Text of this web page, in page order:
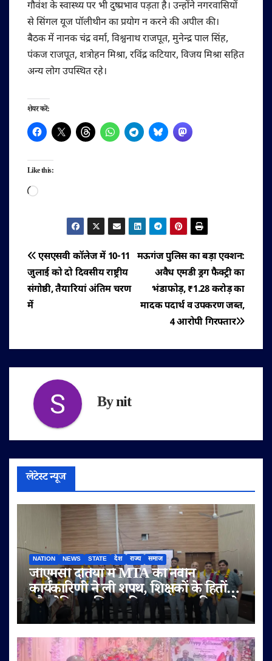
गौवंश के स्वास्थ्य पर भी दुष्प्रभाव पड़ता है। उन्होंने नगरवासियों
से सिंगल यूज पॉलीथीन का प्रयोग न करने की अपील की।
बैठक में नानक चंद्र वर्मा, विश्वनाथ राजपूत, मुनेन्द्र पाल सिंह,
पंकज राजपूत, शत्रोहन मिश्रा, रविंद्र कटियार, विजय मिश्रा सहित
अन्य लोग उपस्थित रहे।
शेयर करें:
Like this:
Loading…
पोस्ट
नेविगेशन
मऊगंज पुलिस का बड़ा एक्शन:
अवैध एमडी ड्रग फैक्ट्री का
भंडाफोड़, ₹1.28 करोड़ का
मादक पदार्थ व उपकरण जब्त,
4 आरोपी गिरफ्तार
एसएसवी कॉलेज में 10-11
जुलाई को दो दिवसीय राष्ट्रीय
संगोष्ठी, तैयारियां अंतिम चरण
में
Bynit
लेटेस्ट न्यूज
NATION NEWS STATE देश राज्य समाज
जीएमसी दतिया में MTA की नवीन
कार्यकारिणी ने ली शपथ, शिक्षकों के हितों
और मेडिकल शिक्षा की गुणवत्ता पर दिया जोर